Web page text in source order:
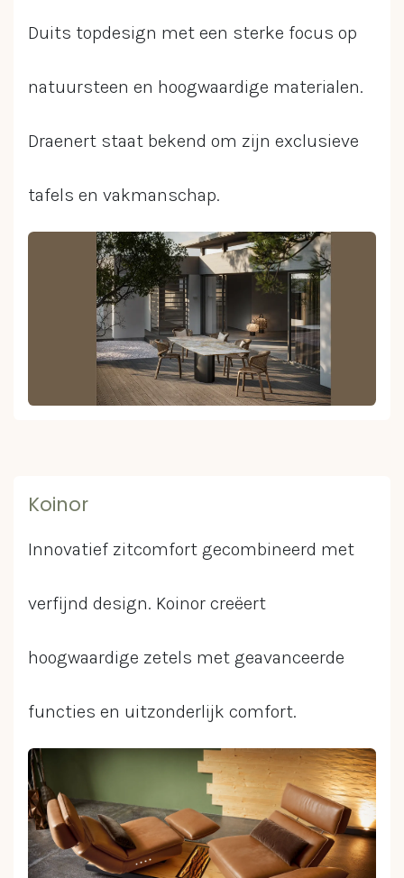
Duits topdesign met een sterke focus op
natuursteen en hoogwaardige materialen.
Draenert staat bekend om zijn exclusieve
tafels en vakmanschap.
Koinor
Innovatief zitcomfort gecombineerd met
verfijnd design. Koinor creëert
hoogwaardige zetels met geavanceerde
functies en uitzonderlijk comfort.